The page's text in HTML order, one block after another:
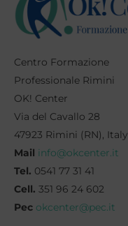
Centro Formazione
Professionale Rimini
OK! Center
Via del Cavallo 28
47923 Rimini (RN), Italy
Mail info@okcenter.it
Tel. 0541 77 31 41
Cell. 351 96 24 602
Pec okcenter@pec.it